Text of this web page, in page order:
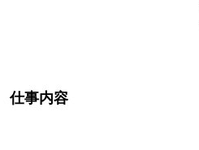
仕事内容